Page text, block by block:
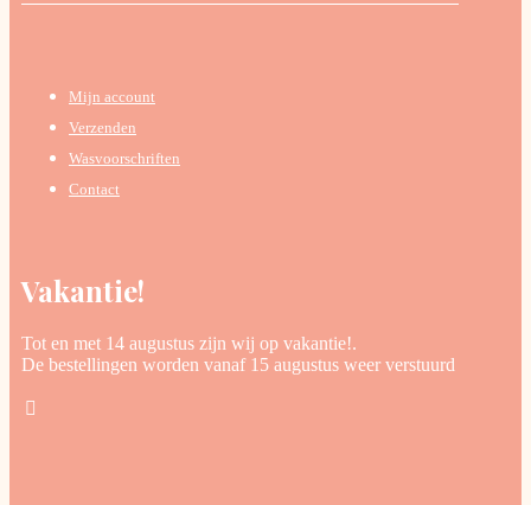
Mijn account
Verzenden
Wasvoorschriften
Contact
Vakantie!
Tot en met 14 augustus zijn wij op vakantie!.
De bestellingen worden vanaf 15 augustus weer verstuurd